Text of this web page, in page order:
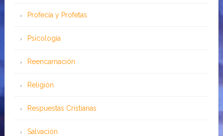
Profecía y Profetas
Psicología
Reencarnación
Religión
Respuestas Cristianas
Salvación